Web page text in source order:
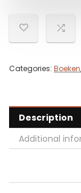
Categories: Boeken,
Description
Additional